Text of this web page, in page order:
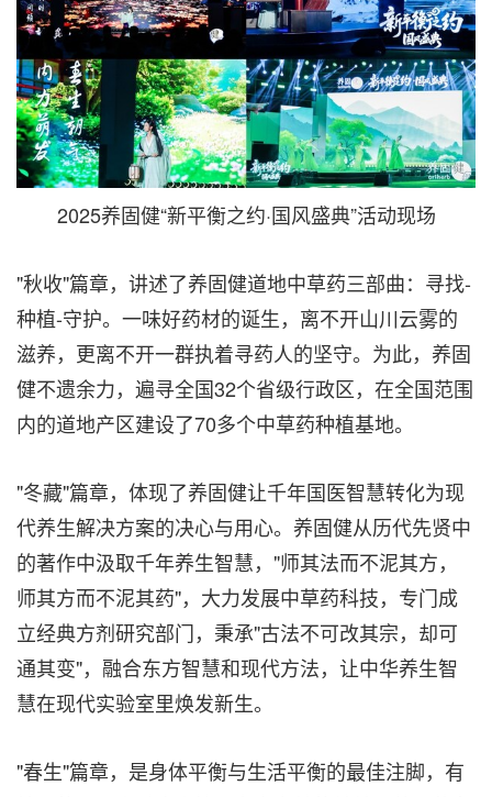
2025养固健“新平衡之约·国风盛典”活动现场
"秋收"篇章，讲述了养固健道地中草药三部曲：寻找-
种植-守护。一味好药材的诞生，离不开山川云雾的
滋养，更离不开一群执着寻药人的坚守。为此，养固
健不遗余力，遍寻全国32个省级行政区，在全国范围
内的道地产区建设了70多个中草药种植基地。
"冬藏"篇章，体现了养固健让千年国医智慧转化为现
代养生解决方案的决心与用心。养固健从历代先贤中
的著作中汲取千年养生智慧，"师其法而不泥其方，
师其方而不泥其药"，大力发展中草药科技，专门成
立经典方剂研究部门，秉承"古法不可改其宗，却可
通其变"，融合东方智慧和现代方法，让中华养生智
慧在现代实验室里焕发新生。
"春生"篇章，是身体平衡与生活平衡的最佳注脚，有